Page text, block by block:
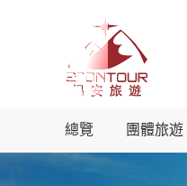
南
錫
總覽 團體旅遊